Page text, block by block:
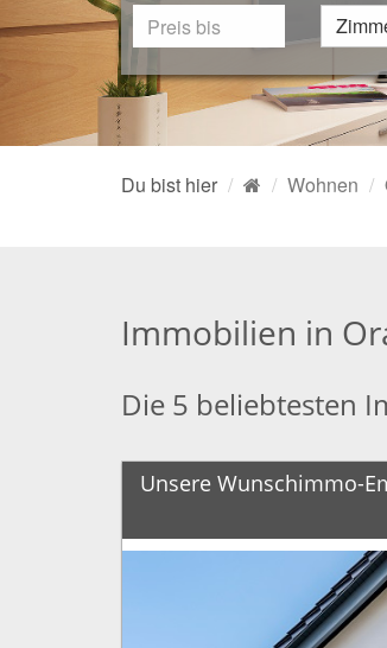
Du bist hier Wohnen
Immobilien in
Die 5 beliebtesten
Unsere Wunschimmo-